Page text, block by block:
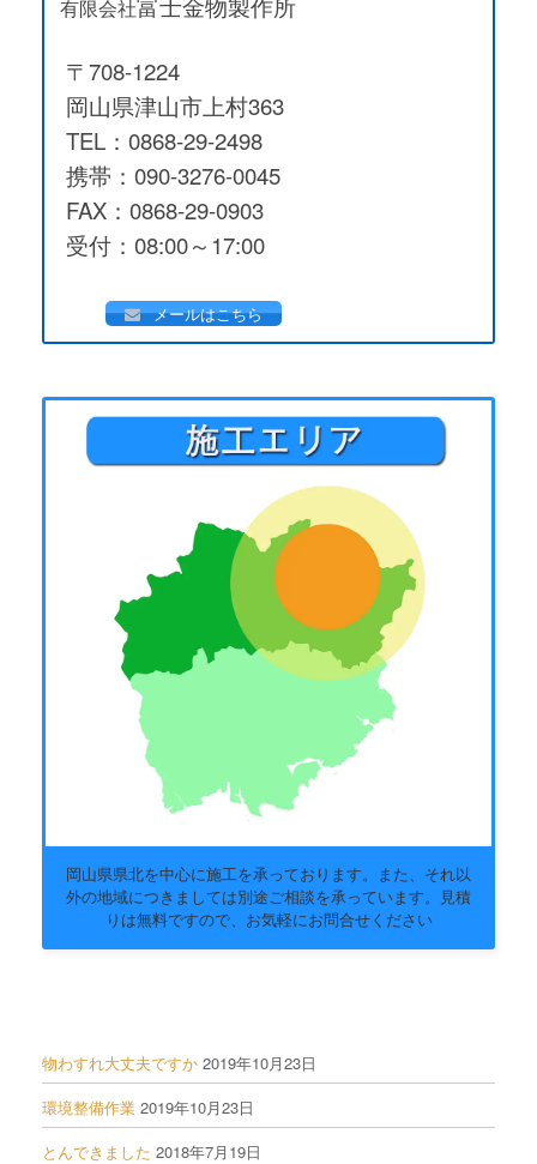
有限会社
〒708-1224
岡山県津山市上村363
TEL：0868-29-2498
携帯：090-3276-0045
FAX：0868-29-0903
受付：08:00～17:00
メールはこちら
岡山県県北を中心に施工を承っております。また、それ以
外の地域につきましては別途ご相談を承っています。見積
りは無料ですので、お気軽にお問合せください
物わすれ大丈夫ですか 2019年10月23日
環境整備作業 2019年10月23日
とんできました 2018年7月19日